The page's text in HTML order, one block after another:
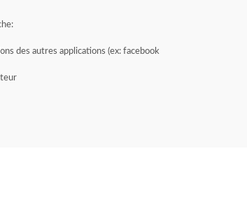
des autres applications (ex: facebook